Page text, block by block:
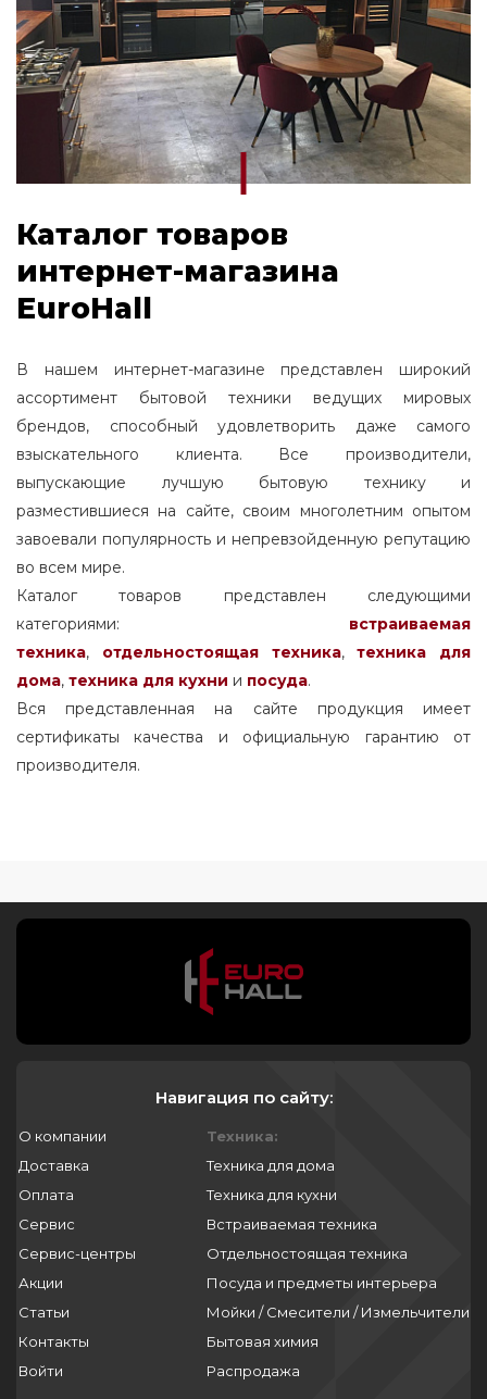
Каталог товаров
интернет-магазина
EuroHall
В нашем интернет-магазине представлен широкий
ассортимент бытовой техники ведущих мировых
брендов, способный удовлетворить даже самого
взыскательного клиента. Все производители,
выпускающие лучшую бытовую технику и
разместившиеся на сайте, своим многолетним опытом
завоевали популярность и непревзойденную репутацию
во всем мире.
Каталог товаров представлен следующими
категориями: встраиваемая
техника, отдельностоящаятехника,
техника для
дома, техника для кухни и посуда.
Вся представленная на сайте продукция имеет
сертификаты качества и официальную гарантию от
производителя.
Навигация по сайту:
О компании
Доставка
Оплата
Сервис
Сервис-центры
Акции
Статьи
Контакты
Войти
Техника:
Техника для дома
Техника для кухни
Встраиваемая техника
Отдельностоящая техника
Посуда и предметы интерьера
Мойки / Смесители / Измельчители
Бытовая химия
Распродажа